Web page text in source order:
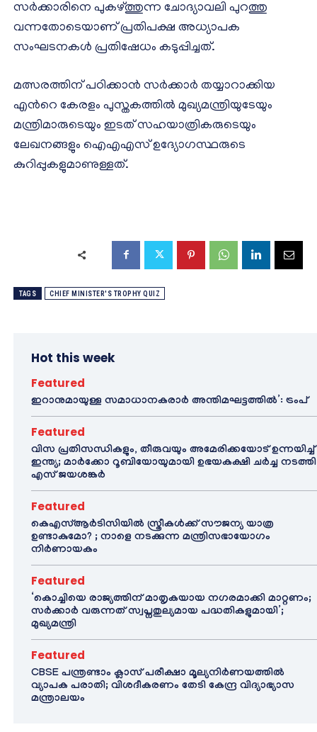
സർക്കാരിനെ പുകഴ്ത്തുന്ന ചോദ്യാവലി പുറത്തു
വന്നതോടെയാണ് പ്രതിപക്ഷ അധ്യാപക
സംഘടനകൾ പ്രതിഷേധം കടുപ്പിച്ചത്.
മത്സരത്തിന് പഠിക്കാന്‍ സര്‍ക്കാര്‍ തയ്യാറാക്കിയ
എന്‍റെ കേരളം പുസ്തകത്തില്‍ മുഖ്യമന്ത്രിയുടേയും
മന്ത്രിമാരുടെയും ഇടത് സഹയാത്രികരുടെയും
ലേഖനങ്ങളും ഐഎഎസ് ഉദ്യോഗസ്ഥരുടെ
കുറിപ്പുകളുമാണുള്ളത്.
TAGS CHIEF MINISTER'S TROPHY QUIZ
Hot this week
Featured
ഇറാനുമായുള്ള സമാധാനകരാർ അന്തിമഘട്ടത്തിൽ‌’: ട്രംപ്
Featured
വിസ പ്രതിസന്ധികളും, തീരുവയും അമേരിക്കയോട് ഉന്നയിച്ച്
ഇന്ത്യ; മാർക്കോ റൂബിയോയുമായി ഉഭയകക്ഷി ചർച്ച നടത്തി
എസ് ജയശങ്കർ
Featured
കെഎസ്ആർടിസിയിൽ സ്ത്രീകൾക്ക് സൗജന്യ യാത്ര
ഉണ്ടാകുമോ? ; നാളെ നടക്കുന്ന മന്ത്രിസഭായോഗം
നിർണായകം
Featured
‘കൊച്ചിയെ രാജ്യത്തിന് മാതൃകയായ നഗരമാക്കി മാറ്റണം;
സർക്കാർ വരുന്നത് സ്വപ്നതുല്യമായ പദ്ധതികളുമായി’;
മുഖ്യമന്ത്രി
Featured
CBSE പന്ത്രണ്ടാം ക്ലാസ് പരീക്ഷാ മൂല്യനിർണയത്തിൽ
വ്യാപക പരാതി; വിശദീകരണം തേടി കേന്ദ്ര വിദ്യാഭ്യാസ
മന്ത്രാലയം